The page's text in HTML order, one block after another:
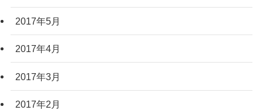
2017年5月
2017年4月
2017年3月
2017年2月